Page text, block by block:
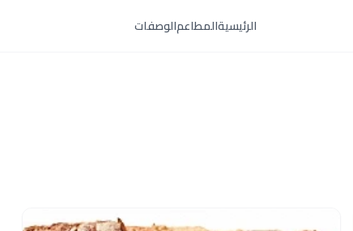
الرئيسيةالمطاعمالوصفات